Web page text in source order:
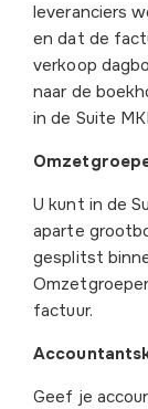
leveranciers
en dat de
verkoop
naar de
in de Suite
U kunt in de
aparte
gesplitst
factuur.
Geef je